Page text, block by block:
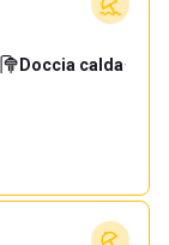
Doccia calda·